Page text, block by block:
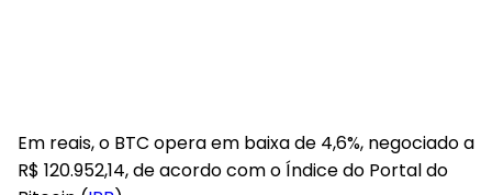
Em reais, o BTC opera em baixa de 4,6%, negociado a
R$ 120.952,14, de acordo com o Índice do Portal do